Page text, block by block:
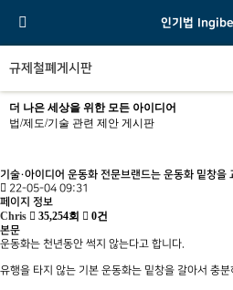
인기법
규제철폐게시판
더 나은 세상을 위한 모든 아이디어
법/제도/기술 관련 제안 게시판
기술·아이디어 운동화 전문브랜드는 운동화 밑창을
22-05-04 09:31
페이지 정보
Chris 35,254회 0건
본문
운동화는 천년동안 썩지 않는다고 합니다.
유행을 타지 않는 기본 운동화는 밑창을 갈아서 충